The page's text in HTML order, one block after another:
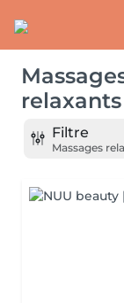
relaxants
Filtre
Massages